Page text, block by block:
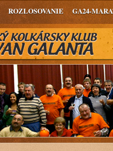
ROZLOSOVANIE GA24-